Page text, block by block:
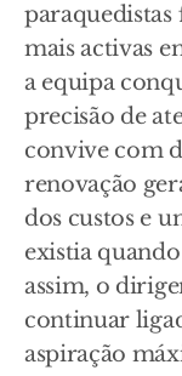
paraquedistas
mais activas
a equipa
precisão de
convive com
renovação
dos custos e
existia
assim, o
continuar
aspiração